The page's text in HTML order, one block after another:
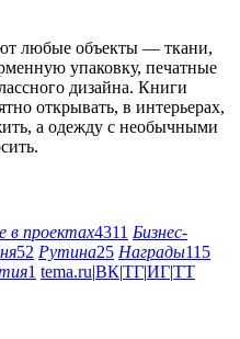
любые объекты — ткани,
упаковку, печатные
дизайна. Книги
открывать, в интерьерах,
а одежду с необычными
в проектах4311 Бизнес-
52 Рутина25 Награды115
1 tema.ru|ВК|ТГ|ИГ|ТТ